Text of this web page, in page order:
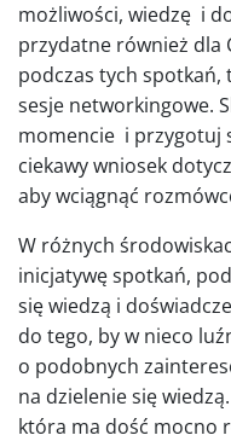
możliwości, wiedzę i
przydatne również dla
podczas tych
sesje networkingowe.
momencie i przygotuj
ciekawy wniosek
aby wciągnąć
W różnych
inicjatywę spotkań,
się wiedzą i
do tego, by w nieco
o podobnych
na dzielenie się
która ma dość mocno